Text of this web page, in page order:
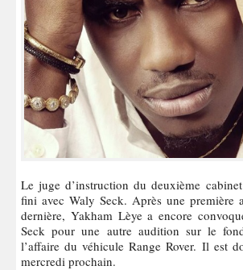
Le juge d’instruction du deuxième cabinet n’en a pas encore
fini avec Waly Seck. Après une première
dernière, Yakham Lèye a encore
Seck pour une autre audition sur le
l’affaire du véhicule Range Rover. Il est
mercredi prochain.